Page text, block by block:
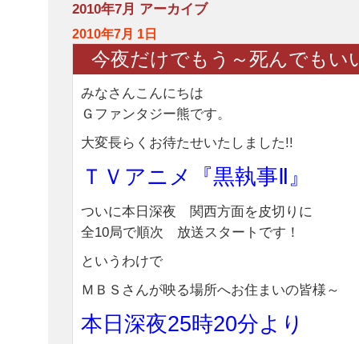
2010年7月 アーカイブ
2010年7月 1日
今夜だけでもう～死んでもい
みなさんこんにちは
Ｇファンタジー熊です。
大変長らくお待たせいたしました!!
ＴＶアニメ『黒執事Ⅱ』
ついに本日深夜 関西方面を皮切りに
全10局で順次 放送スタートです！
というわけで
ＭＢＳさんが映る場所へお住まいの皆様～
本日深夜25時20分より